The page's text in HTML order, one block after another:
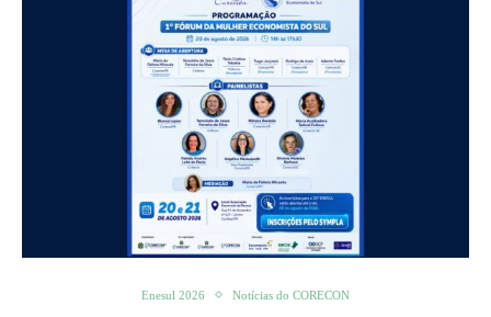
Enesul 2026 Notícias do CORECON